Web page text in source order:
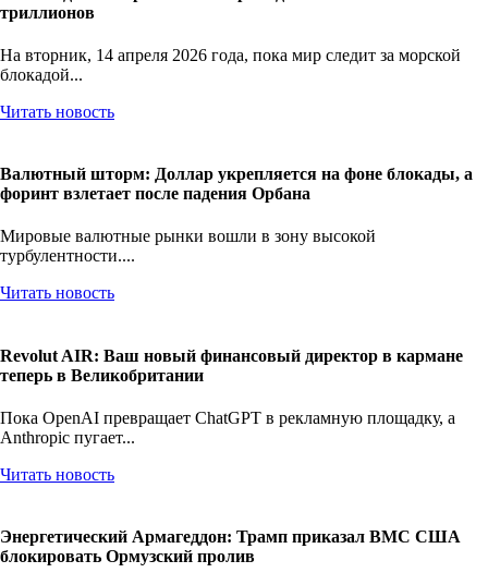
триллионов
На вторник, 14 апреля 2026 года, пока мир следит за морской
блокадой...
Читать новость
Валютный шторм: Доллар укрепляется на фоне блокады, а
форинт взлетает после падения Орбана
Мировые валютные рынки вошли в зону высокой
турбулентности....
Читать новость
Revolut AIR: Ваш новый финансовый директор в кармане
теперь в Великобритании
Пока OpenAI превращает ChatGPT в рекламную площадку, а
Anthropic пугает...
Читать новость
Энергетический Армагеддон: Трамп приказал ВМС США
блокировать Ормузский пролив